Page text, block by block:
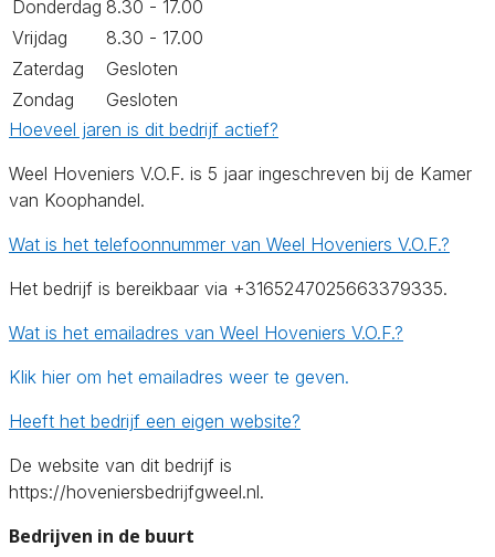
Donderdag 8.30 - 17.00
Vrijdag
8.30 - 17.00
Zaterdag
Gesloten
Zondag
Gesloten
Hoeveel jaren is dit bedrijf actief?
Weel Hoveniers V.O.F. is 5 jaar ingeschreven bij de Kamer
van Koophandel.
Wat is het telefoonnummer van Weel Hoveniers V.O.F.?
Het bedrijf is bereikbaar via +3165247025663379335.
Wat is het emailadres van Weel Hoveniers V.O.F.?
Klik hier om het emailadres weer te geven.
Heeft het bedrijf een eigen website?
De website van dit bedrijf is
https://hoveniersbedrijfgweel.nl.
Bedrijven in de buurt